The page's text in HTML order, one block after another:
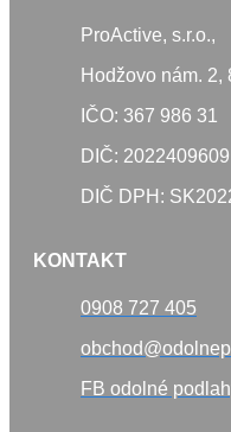
ProActive, s.r.o.,
Hodžovo nám. 2,
IČO: 367 986 31
DIČ: 2022409609
DIČ DPH:
KONTAKT
0908 727 405
FB odolné